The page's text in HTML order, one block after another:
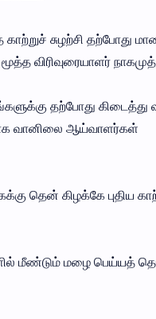
சுழற்சி தற்போது
விரிவுரையாளர்
தற்போது கிடைத்து
வானிலை ஆய்வாளர்கள்
தென் கிழக்கே புதிய
மீண்டும் மழை பெய்யத்